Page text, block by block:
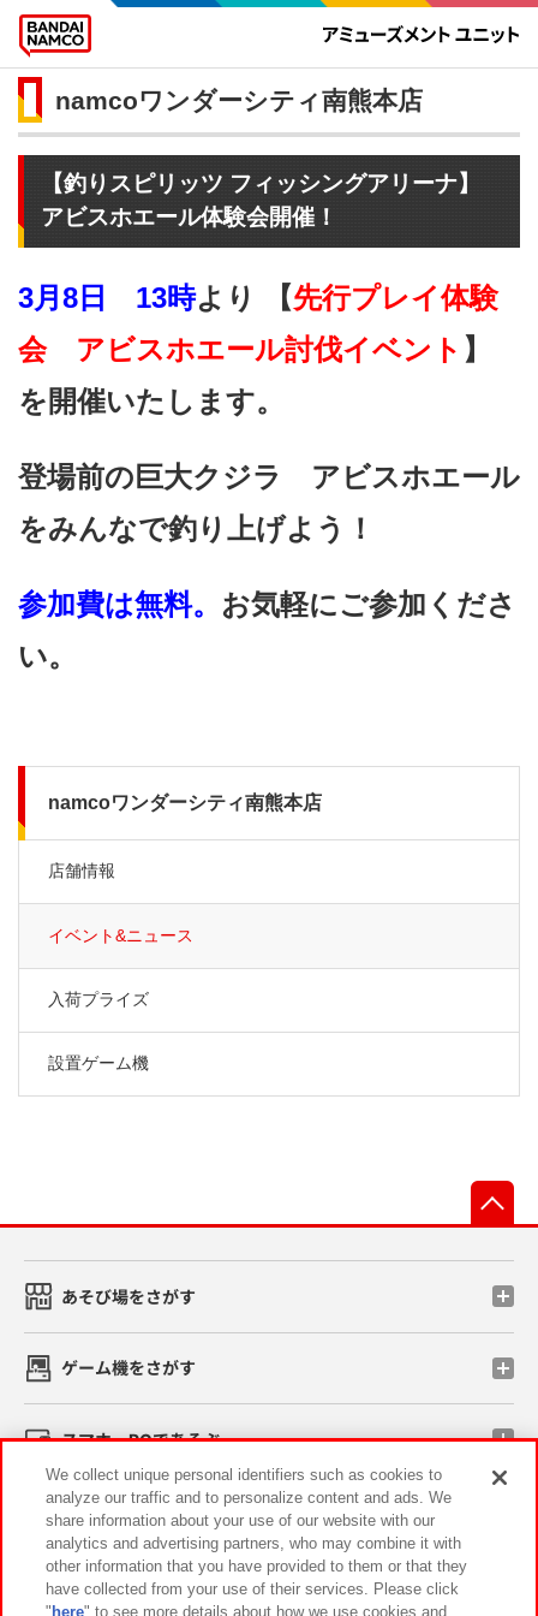
namcoワンダーシティ南熊本店
【釣りスピリッツ フィッシングアリーナ】
アビスホエール体験会開催！
3月8日 13時より 【先行プレイ体験
会 アビスホエール討伐イベント 】
を開催いたします。
登場前の巨大クジラ アビスホエール
をみんなで釣り上げよう！
参加費は無料。 お気軽にご参加くださ
い。
namcoワンダーシティ南熊本店
店舗情報
イベント&ニュース
入荷プライズ
設置ゲーム機
あそび場をさがす
ゲーム機をさがす
スマホ・PCであそぶ
イベント・キャンペーン
We collect unique personal identifiers such as cookies to
analyze our traffic and to personalize content and ads. We
share information about your use of our website with our
analytics and advertising partners, who may combine it with
other information that you have provided to them or that they
have collected from your use of their services. Please click
" here" to see more details about how we use cookies and